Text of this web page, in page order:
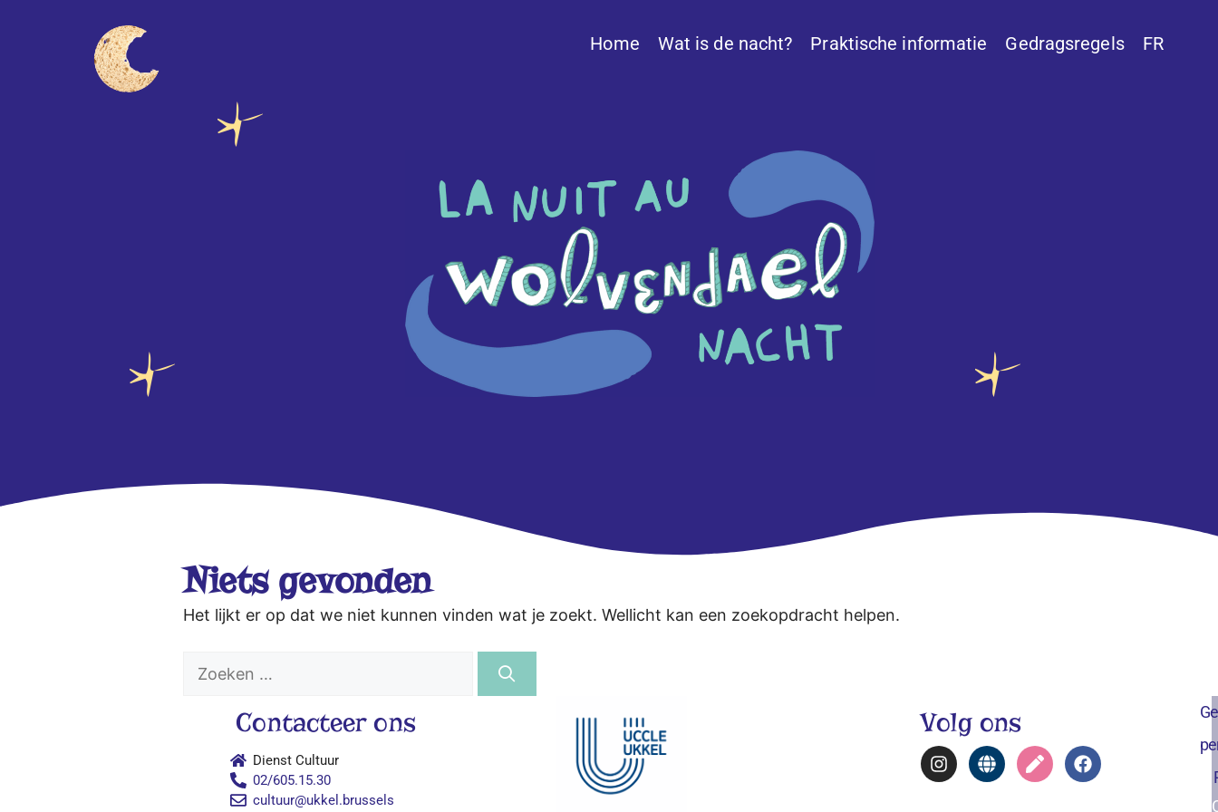
Home Wat is de nacht? Praktische informatie Gedragsregels FR
Niets gevonden
Het lijkt er op dat we niet kunnen vinden wat je zoekt. Wellicht kan een zoekopdracht helpen.
Contacteer ons
Dienst Cultuur
02/605.15.30
cultuur@ukkel.brussels
Volg ons